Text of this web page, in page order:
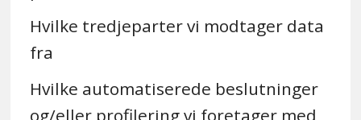
Hvilke tredjeparter vi modtager data
fra
Hvilke automatiserede beslutninger
og/eller profilering vi foretager med